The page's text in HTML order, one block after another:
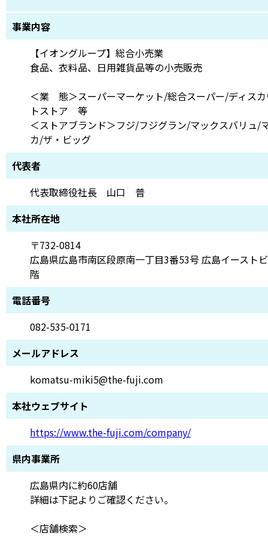
事業内容
【イオングループ】総合小売業
食品、衣料品、日用雑貨品等の小売販売
＜業 態＞スーパーマーケット/総合スーパー/ディス
トストア 等
＜ストアブランド＞フジ/フジグラン/マックスバリュ/
カ/ザ・ビッグ
代表者
代表取締役社長 山口 普
本社所在地
〒732-0814
広島県広島市南区段原南一丁目3番53号 広島イースト
階
電話番号
082-535-0171
メールアドレス
komatsu-miki5@the-fuji.com
本社ウェブサイト
https://www.the-fuji.com/company/
県内事業所
広島県内に約60店舗
詳細は下記よりご確認ください。
＜店舗検索＞